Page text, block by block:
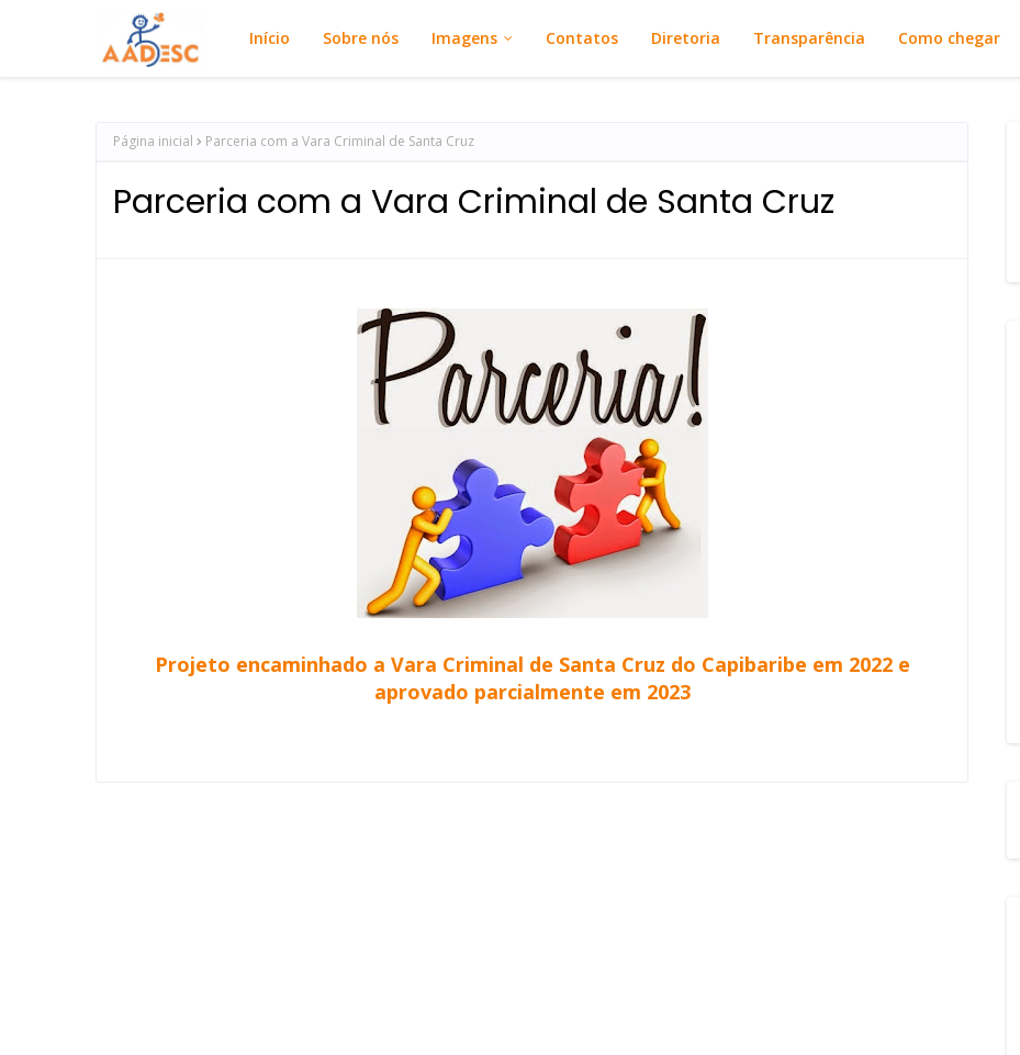
Início Sobre nós Imagens Contatos Diretoria Transparência Como chegar
Página inicial Parceria com a Vara Criminal de Santa Cruz
Parceria com a Vara Criminal de Santa Cruz
Projeto encaminhado a Vara Criminal de Santa Cruz do Capibaribe em 2022 e
aprovado parcialmente em 2023